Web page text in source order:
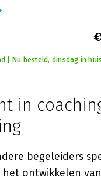
| Nu besteld, dinsdag in
in
begeleiders
ontwikkelen